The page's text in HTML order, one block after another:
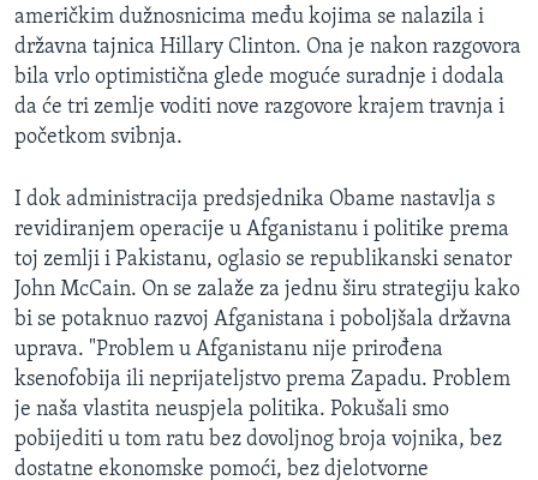
američkim dužnosnicima među kojima se nalazila i
državna tajnica Hillary Clinton. Ona je nakon razgovora
bila vrlo optimistična glede moguće suradnje i dodala
da će tri zemlje voditi nove razgovore krajem travnja i
početkom svibnja.
I dok administracija predsjednika Obame nastavlja s
revidiranjem operacije u Afganistanu i politike prema
toj zemlji i Pakistanu, oglasio se republikanski senator
John McCain. On se zalaže za jednu širu strategiju kako
bi se potaknuo razvoj Afganistana i poboljšala državna
uprava. "Problem u Afganistanu nije prirođena
ksenofobija ili neprijateljstvo prema Zapadu. Problem
je naša vlastita neuspjela politika. Pokušali smo
pobijediti u tom ratu bez dovoljnog broja vojnika, bez
dostatne ekonomske pomoći, bez djelotvorne